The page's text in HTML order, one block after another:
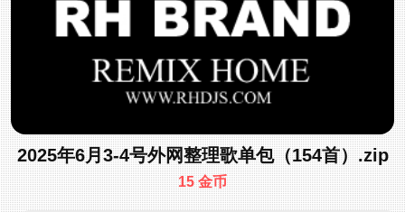
2025年6月3-4号外网整理歌单包（154首）.zip
15 金币